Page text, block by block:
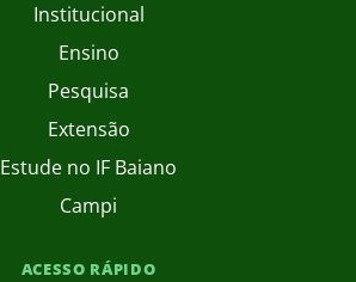
Institucional
Ensino
Pesquisa
Extensão
Estude no IF Baiano
Campi
ACESSO RÁPIDO